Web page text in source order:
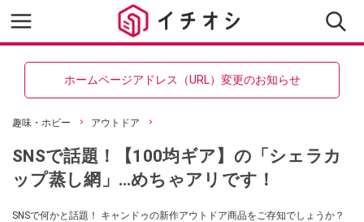
ホームページアドレス（URL）変更のお知らせ
趣味・ホビー アウトドア
SNSで話題！【100均ギア】の「シェラカ
ップ蒸し網」…めちゃアリです！
SNSで何かと話題！ キャンドゥの新作アウトドア商品をご存知でしょうか？